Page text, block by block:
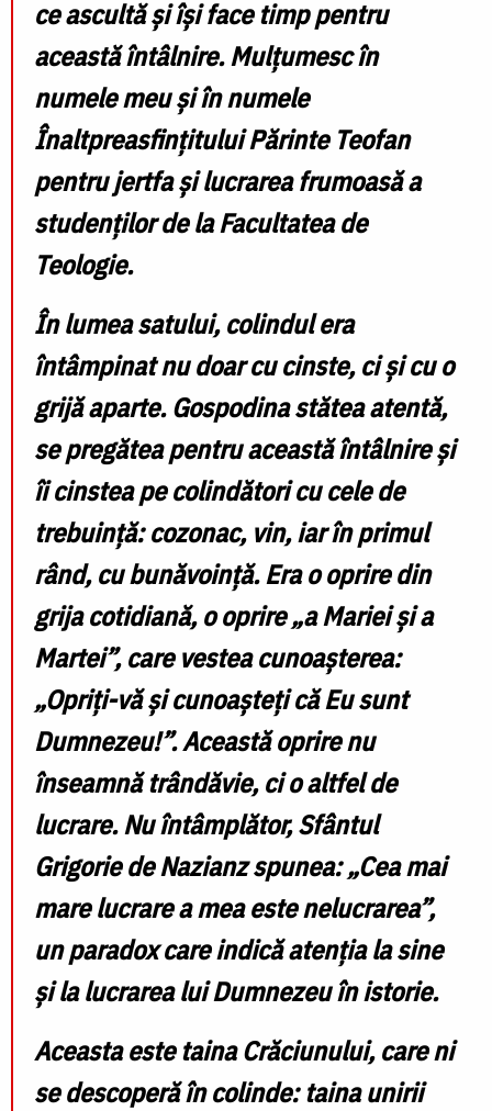
ce ascultă și își face timp pentru
această întâlnire. Mulțumesc în
numele meu și în numele
Înaltpreasfințitului Părinte Teofan
pentru jertfa și lucrarea frumoasă a
studenților de la Facultatea de
Teologie.
În lumea satului, colindul era
întâmpinat nu doar cu cinste, ci și cu o
grijă aparte. Gospodina stătea atentă,
se pregătea pentru această întâlnire și
îi cinstea pe colindători cu cele de
trebuință: cozonac, vin, iar în primul
rând, cu bunăvoință. Era o oprire din
grija cotidiană, o oprire „a Mariei și a
Martei”, care vestea cunoașterea:
„Opriți-vă și cunoașteți că Eu sunt
Dumnezeu!”. Această oprire nu
înseamnă trândăvie, ci o altfel de
lucrare. Nu întâmplător, Sfântul
Grigorie de Nazianz spunea: „Cea mai
mare lucrare a mea este nelucrarea”,
un paradox care indică atenția la sine
și la lucrarea lui Dumnezeu în istorie.
Aceasta este taina Crăciunului, care ni
se descoperă în colinde: taina unirii